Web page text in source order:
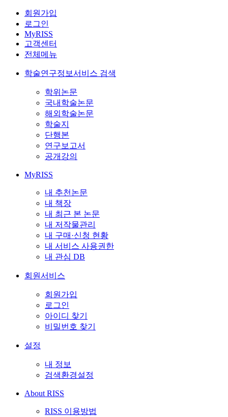
회원가입
로그인
MyRISS
고객센터
전체메뉴
학술연구정보서비스 검색
학위논문
국내학술논문
해외학술논문
학술지
단행본
연구보고서
공개강의
MyRISS
내 추천논문
내 책장
내 최근 본 논문
내 저작물관리
내 구매·신청 현황
내 서비스 사용권한
내 관심 DB
회원서비스
회원가입
로그인
아이디 찾기
비밀번호 찾기
설정
내 정보
검색환경설정
About RISS
RISS 이용방법